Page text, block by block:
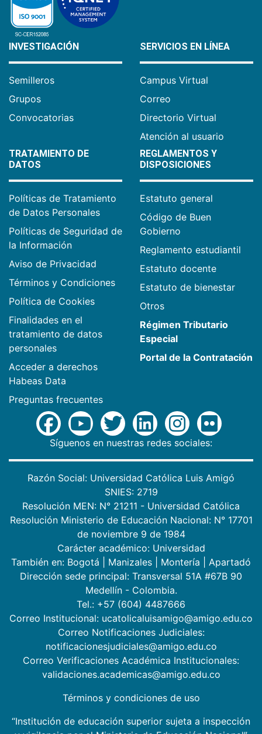
INVESTIGACIÓN
Semilleros
Grupos
Convocatorias
SERVICIOS EN LÍNEA
Campus Virtual
Correo
Directorio Virtual
Atención al usuario
TRATAMIENTO DE
DATOS
Políticas de Tratamiento
de Datos Personales
Políticas de Seguridad de
la Información
Aviso de Privacidad
Términos y Condiciones
Política de Cookies
Finalidades en el
tratamiento de datos
personales
Acceder a derechos
Habeas Data
Preguntas frecuentes
REGLAMENTOS Y
DISPOSICIONES
Estatuto general
Código de Buen
Gobierno
Reglamento estudiantil
Estatuto docente
Estatuto de bienestar
Otros
Régimen Tributario
Especial
Portal de la Contratación
Síguenos en nuestras redes sociales:
Razón Social: Universidad Católica Luis Amigó
SNIES: 2719
Resolución MEN: N° 21211 - Universidad Católica
Resolución Ministerio de Educación Nacional: N° 17701
de noviembre 9 de 1984
Carácter académico: Universidad
También en: Bogotá Manizales Montería
Apartadó
Dirección sede principal: Transversal 51A #67B 90
Medellín - Colombia.
Tel.: +57 (604) 4487666
Correo Institucional: ucatolicaluisamigo@amigo.edu.co
Correo Notificaciones Judiciales:
notificacionesjudiciales@amigo.edu.co
Correo Verificaciones Académica Institucionales:
validaciones.academicas@amigo.edu.co
Términos y condiciones de uso
“Institución de educación superior sujeta a inspección